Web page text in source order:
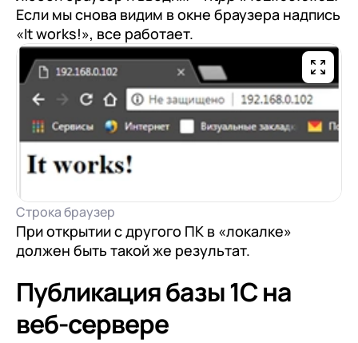
Если мы снова видим в окне браузера надпись
«It works!», все работает.
Строка браузер
При открытии с другого ПК в «локалке»
должен быть такой же результат.
Публикация базы 1С на
веб-сервере
Я даю согласие на обработкуПерсональных
данныхв соответствии с
Конфиденциальности